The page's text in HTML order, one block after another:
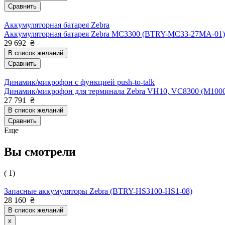
Сравнить
Аккумуляторная батарея Zebra
Аккумуляторная батарея Zebra MC3300 (BTRY-MC33-27MA-01)
29 692 ₴
В список желаний
Сравнить
Динамик/микрофон с функцией push-to-talk
Динамик/микрофон для терминала Zebra VH10, VC8300
27 791
₴
В список желаний
Сравнить
Еще
Вы смотрели
( 1)
Запасные аккумуляторы Zebra (BTRY-HS3100-HS1-08)
28 160 ₴
В список желаний
x